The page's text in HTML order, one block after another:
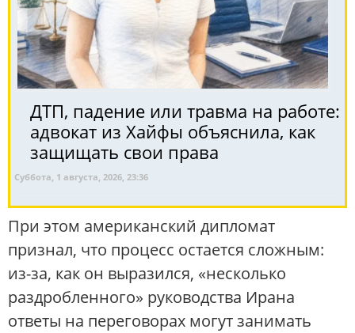
ДТП, падение или травма на работе:
адвокат из Хайфы объяснила, как
защищать свои права
Суббота, 1 августа, 2026, 23:36
При этом американский дипломат
признал, что процесс остается сложным:
из-за, как он выразился, «несколько
раздробленного» руководства Ирана
ответы на переговорах могут занимать